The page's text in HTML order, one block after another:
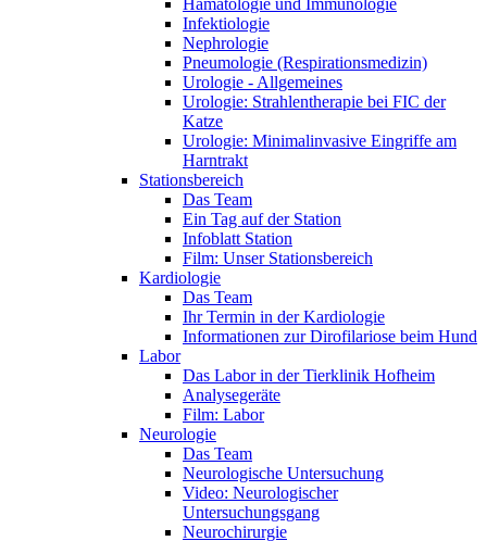
Hämatologie und Immunologie
Infektiologie
Nephrologie
Pneumologie (Respirationsmedizin)
Urologie - Allgemeines
Urologie: Strahlentherapie bei FIC der
Katze
Urologie: Minimalinvasive Eingriffe am
Harntrakt
Stationsbereich
Das Team
Ein Tag auf der Station
Infoblatt Station
Film: Unser Stationsbereich
Kardiologie
Das Team
Ihr Termin in der Kardiologie
Informationen zur Dirofilariose beim Hund
Labor
Das Labor in der Tierklinik Hofheim
Analysegeräte
Film: Labor
Neurologie
Das Team
Neurologische Untersuchung
Video: Neurologischer
Untersuchungsgang
Neurochirurgie